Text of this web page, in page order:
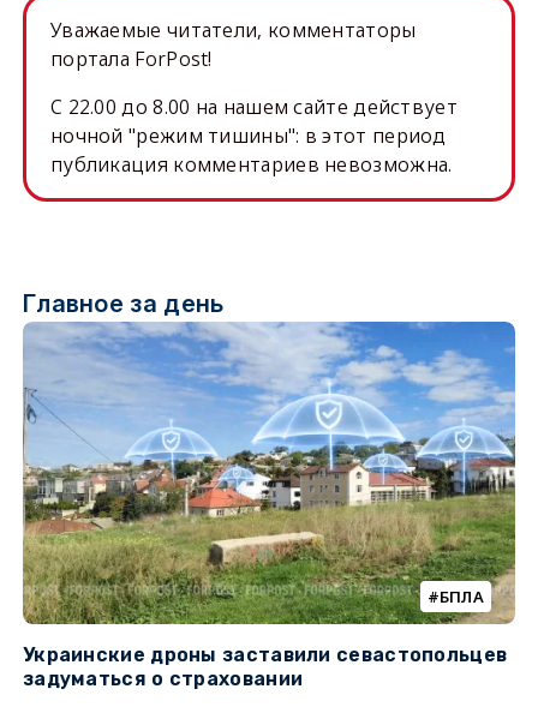
Уважаемые читатели, комментаторы
портала ForPost!
C 22.00 до 8.00 на нашем сайте действует
ночной "режим тишины": в этот период
публикация комментариев невозможна.
Главное за день
БПЛА
Украинские дроны заставили севастопольцев
задуматься о страховании